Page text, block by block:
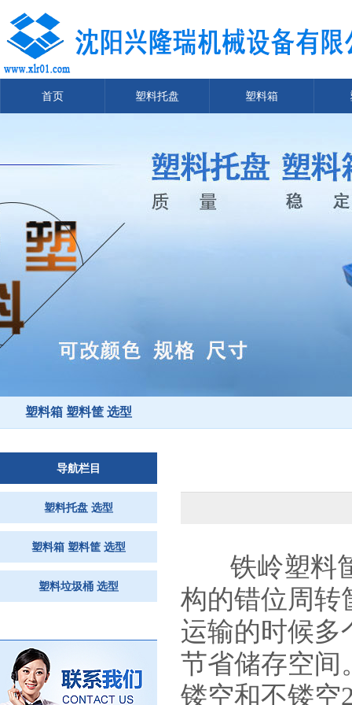
首页 塑料托盘 塑料箱
塑料箱 塑料筐 选型
导航栏目
塑料托盘 选型
塑料箱 塑料筐 选型
塑料垃圾桶 选型
铁岭塑料
构的错位周转
运输的时候多
节省储存空间
镂空和不镂空